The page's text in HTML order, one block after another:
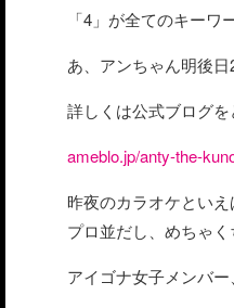
「4」が全てのキーワ
あ、アンちゃん明後
詳しくは公式ブログ
ameblo.jp/anty-the-
昨夜のカラオケとい
プロ並だし、めちゃ
アイゴナ女子メンバ